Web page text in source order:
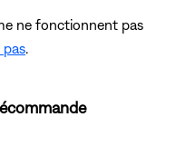
ne fonctionnent pas
pas